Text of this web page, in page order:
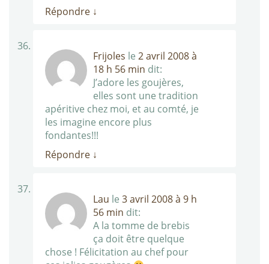
Répondre ↓
Frijoles le 2 avril 2008 à
18 h 56 min dit:
J’adore les goujères,
elles sont une tradition
apéritive chez moi, et au comté, je
les imagine encore plus
fondantes!!!
Répondre ↓
Lau le 3 avril 2008 à 9 h
56 min dit:
A la tomme de brebis
ça doit être quelque
chose ! Félicitation au chef pour